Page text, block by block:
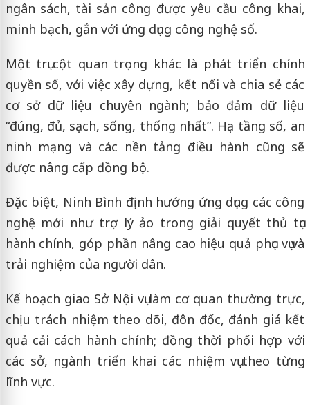
ngân sách, tài sản công được yêu cầu công khai,
minh bạch, gắn với ứng dụng công nghệ số.
Một trụ cột quan trọng khác là phát triển chính
quyền số, với việc xây dựng, kết nối và chia sẻ các
cơ sở dữ liệu chuyên ngành; bảo đảm dữ liệu
“đúng, đủ, sạch, sống, thống nhất”. Hạ tầng số, an
ninh mạng và các nền tảng điều hành cũng sẽ
được nâng cấp đồng bộ.
Đặc biệt, Ninh Bình định hướng ứng dụng các công
nghệ mới như trợ lý ảo trong giải quyết thủ tục
hành chính, góp phần nâng cao hiệu quả phục vụ và
trải nghiệm của người dân.
Kế hoạch giao Sở Nội vụ làm cơ quan thường trực,
chịu trách nhiệm theo dõi, đôn đốc, đánh giá kết
quả cải cách hành chính; đồng thời phối hợp với
các sở, ngành triển khai các nhiệm vụ theo từng
lĩnh vực.